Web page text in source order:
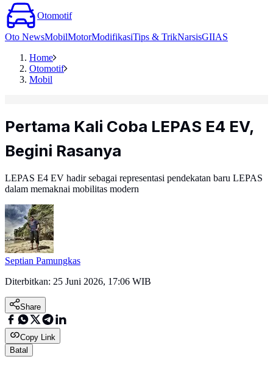
Otomotif
Oto NewsMobilMotorModifikasiTips & TrikNarsisGIIAS
Home
Otomotif
Mobil
Pertama Kali Coba LEPAS E4 EV,
Begini Rasanya
LEPAS E4 EV hadir sebagai representasi pendekatan baru LEPAS
dalam memaknai mobilitas modern
Septian Pamungkas
Diterbitkan: 25 Juni 2026, 17:06 WIB
Share
Copy Link
Batal